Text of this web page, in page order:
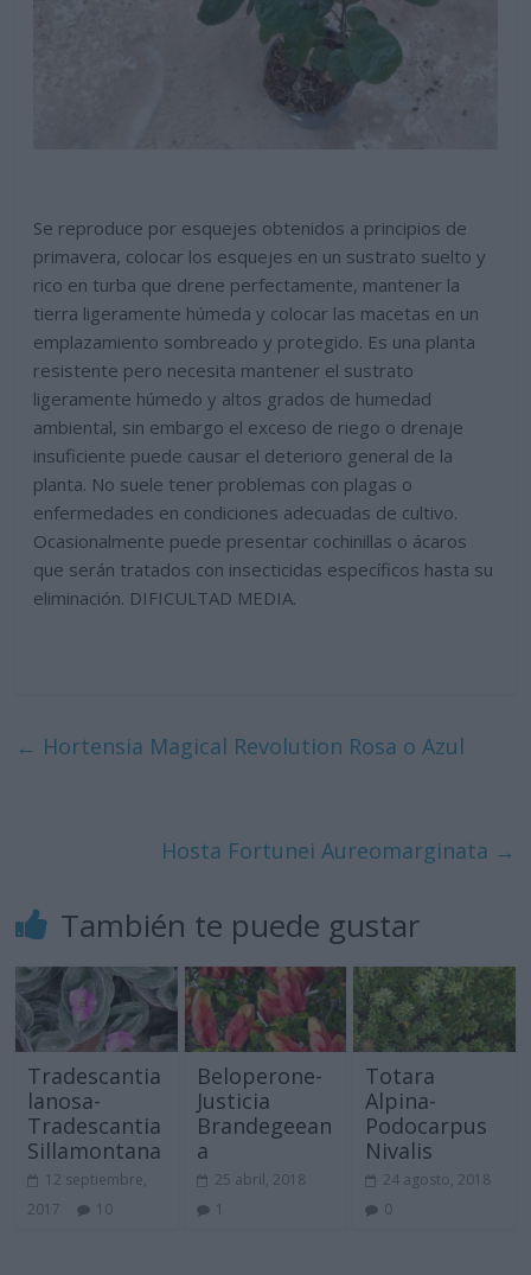
Se reproduce por esquejes obtenidos a principios de
primavera, colocar los esquejes en un sustrato suelto y
rico en turba que drene perfectamente, mantener la
tierra ligeramente húmeda y colocar las macetas en un
emplazamiento sombreado y protegido. Es una planta
resistente pero necesita mantener el sustrato
ligeramente húmedo y altos grados de humedad
ambiental, sin embargo el exceso de riego o drenaje
insuficiente puede causar el deterioro general de la
planta. No suele tener problemas con plagas o
enfermedades en condiciones adecuadas de cultivo.
Ocasionalmente puede presentar cochinillas o ácaros
que serán tratados con insecticidas específicos hasta su
eliminación. DIFICULTAD MEDIA.
← Hortensia Magical Revolution Rosa o Azul
Hosta Fortunei Aureomarginata →
También te puede gustar
Tradescantia
lanosa-
Tradescantia
Sillamontana
12 septiembre,
2017
10
Beloperone-
Justicia
Brandegeean
a
25 abril, 2018
1
Totara
Alpina-
Podocarpus
Nivalis
24 agosto, 2018
0